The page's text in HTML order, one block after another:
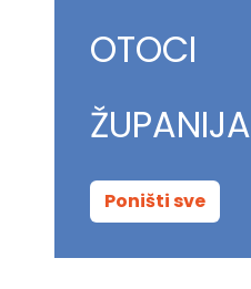
OTOCI
ŽUPANIJA
Poništi sve